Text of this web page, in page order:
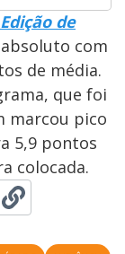
de
com
de média.
que foi
marcou pico
5,9 pontos
colocada.